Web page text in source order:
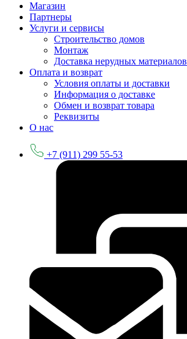
Магазин
Партнеры
Услуги и сервисы
Строительство домов
Монтаж
Доставка нерудных материалов
Оплата и возврат
Условия оплаты и доставки
Информация о доставке
Обмен и возврат товара
Реквизиты
О нас
+7 (911) 299 55-53